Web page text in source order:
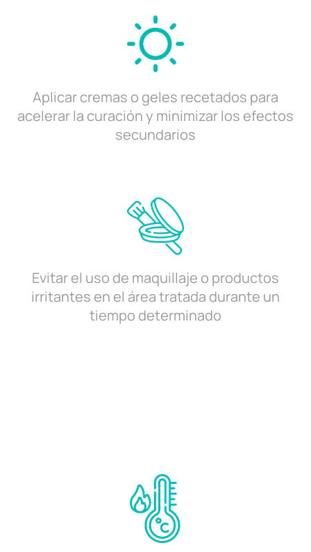
Aplicar cremas o geles recetados para
acelerar la curación y minimizar los efectos
secundarios
Evitar el uso de maquillaje o productos
irritantes en el área tratada durante un
tiempo determinado